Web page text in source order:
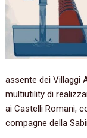
assente dei Villaggi
multiutility di
ai Castelli Romani,
compagne della